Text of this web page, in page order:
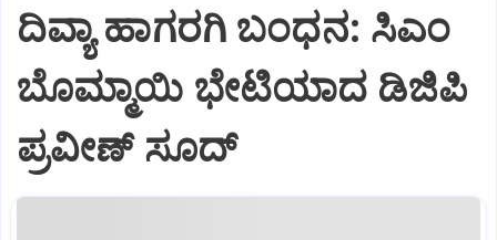
ದಿವ್ಯಾ ಹಾಗರಗಿ ಬಂಧನ: ಸಿಎಂ
ಬೊಮ್ಮಾಯಿ ಭೇಟಿಯಾದ ಡಿಜಿಪಿ
ಪ್ರವೀಣ್ ಸೂದ್